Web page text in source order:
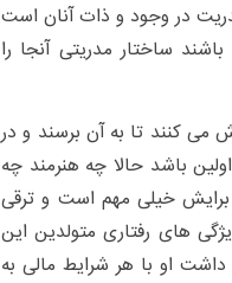
در وجود و ذات آنان است
ساختار مدریتی آنجا را
می کنند تا به آن برسند و در
باشد حالا چه هنرمند چه
خیلی مهم است و ترقی
های رفتاری متولدین این
او با هر شرایط مالی به